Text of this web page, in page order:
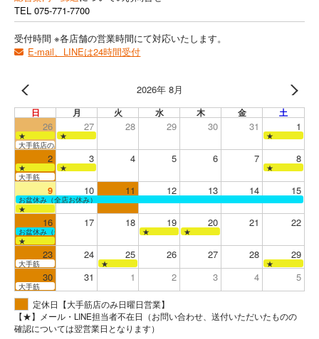
TEL 075-771-7700
受付時間 ※各店舗の営業時間にて対応いたします。
E-mail、LINEは24時間受付
2026年 8月
日 月 火 水 木 金 土
26 27 28 29 30 31 1
★ ★
★
大手筋店のみ営業
2 3 4 5 6 7 8
★ ★
★
大手筋
9 10 11 12 13 14 15
お盆休み（全店お休み）
★
16 17 18 19 20 21 22
お盆休み（全店お休み） ★
★
★
23 24 25 26 27 28 29
大手筋 ★ ★
30 31 1 2 3 4 5
大手筋
定休日【大手筋店のみ日曜日営業】
【★】メール・LINE担当者不在日（お問い合わせ、送付いただいたものの
確認については翌営業日となります）